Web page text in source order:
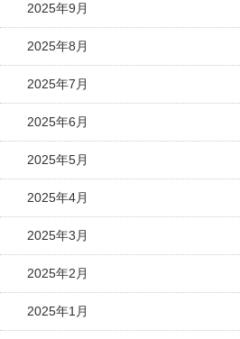
2025年9月
2025年8月
2025年7月
2025年6月
2025年5月
2025年4月
2025年3月
2025年2月
2025年1月